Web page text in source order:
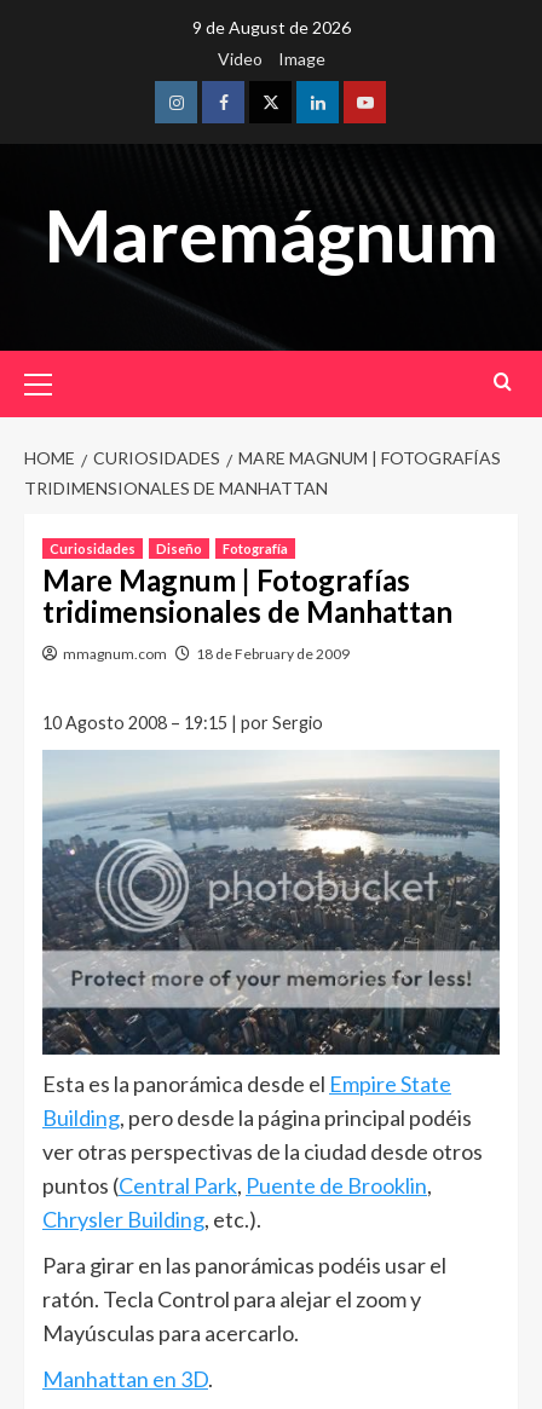
9 de August de 2026
Video
Image
InstagramFacebookTwitterLinkedinYoutube
Maremágnum
Menu
HOME CURIOSIDADES
MARE MAGNUM | FOTOGRAFÍAS
TRIDIMENSIONALES DE MANHATTAN
Curiosidades Diseño Fotografía
Mare Magnum | Fotografías
tridimensionales de Manhattan
mmagnum.com 18 de February de 2009
10 Agosto 2008 – 19:15 | por Sergio
Esta es la panorámica desde el Empire State
Building, pero desde la página principal podéis
ver otras perspectivas de la ciudad desde otros
puntos (Central Park, Puente de Brooklin,
Chrysler Building, etc.).
Para girar en las panorámicas podéis usar el
ratón. Tecla Control para alejar el zoom y
Mayúsculas para acercarlo.
Manhattan en 3D.